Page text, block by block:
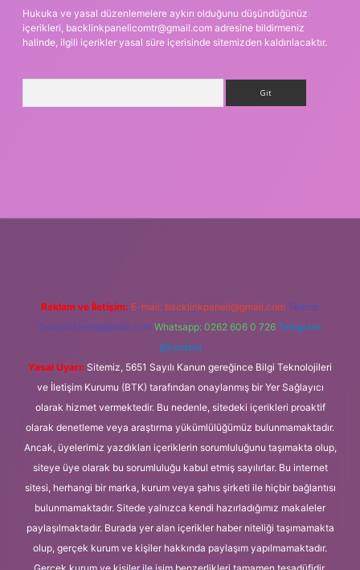
Hukuka ve yasal düzenlemelere aykırı olduğunu düşündüğünüz
içerikleri, backlinkpanelicomtr@gmail.com adresine bildirmeniz
halinde, ilgili içerikler yasal süre içerisinde sitemizden kaldırılacaktır.
Reklam ve İletişim: E-mail: backlinkpaneli@gmail.com Teams:
forumhizmeti@gmail.com Whatsapp: 0262 606 0 726 Telegram:
@karabul
Yasal Uyarı: Sitemiz, 5651 Sayılı Kanun gereğince Bilgi Teknolojileri
ve İletişim Kurumu (BTK) tarafından onaylanmış bir Yer Sağlayıcı
olarak hizmet vermektedir. Bu nedenle, sitedeki içerikleri proaktif
olarak denetleme veya araştırma yükümlülüğümüz bulunmamaktadır.
Ancak, üyelerimiz yazdıkları içeriklerin sorumluluğunu taşımakta olup,
siteye üye olarak bu sorumluluğu kabul etmiş sayılırlar. Bu internet
sitesi, herhangi bir marka, kurum veya şahıs şirketi ile hiçbir bağlantısı
bulunmamaktadır. Sitede yalnızca kendi hazırladığımız makaleler
paylaşılmaktadır. Burada yer alan içerikler haber niteliği taşımamakta
olup, gerçek kurum ve kişiler hakkında paylaşım yapılmamaktadır.